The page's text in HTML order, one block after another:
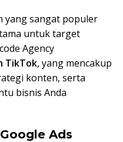
yang sangat populer
untuk target
Agency
TikTok, yang mencakup
konten, serta
bisnis Anda
Ads